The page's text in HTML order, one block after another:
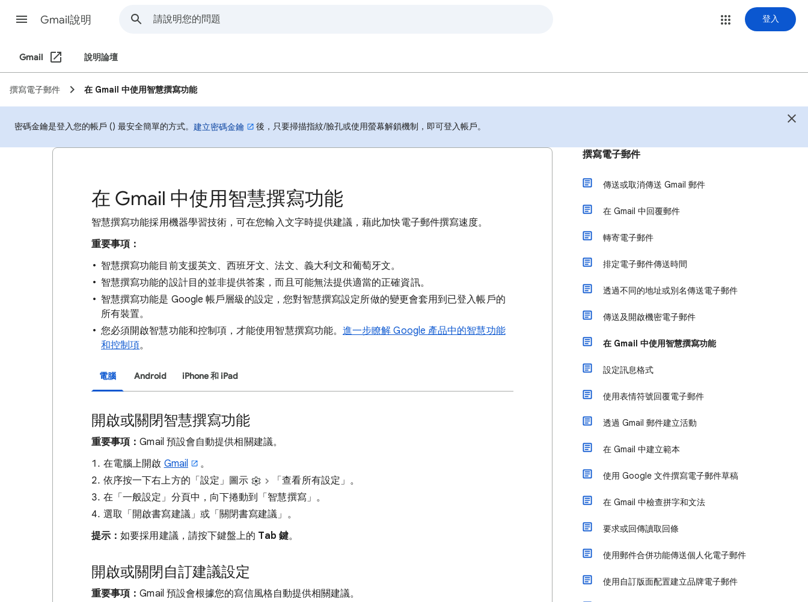
Gmail說明 登入
Gmail 說明論壇
撰寫電子郵件 在 Gmail 中使用智慧撰寫功能
密碼金鑰是登入您的帳戶 () 最安全簡單的方式。 建立密碼金鑰 後，只要掃描指紋/臉孔或使用螢幕解鎖機制，即可登入帳戶。
在 Gmail 中使用智慧撰寫功能
智慧撰寫功能採用機器學習技術，可在您輸入文字時提供建議，藉此加快電子郵件撰寫速度。
重要事項：
智慧撰寫功能目前支援英文、西班牙文、法文、義大利文和葡萄牙文。
智慧撰寫功能的設計目的並非提供答案，而且可能無法提供適當的正確資訊。
智慧撰寫功能是 Google 帳戶層級的設定，您對智慧撰寫設定所做的變更會套用到已登入帳戶的
所有裝置。
您必須開啟智慧功能和控制項，才能使用智慧撰寫功能。 進一步瞭解 Google 產品中的智慧功能
和控制項。
電腦 Android iPhone 和 iPad
開啟或關閉智慧撰寫功能
重要事項：Gmail 預設會自動提供相關建議。
在電腦上開啟 Gmail
。
依序按一下右上方的「設定」圖示
「查看所有設定」 。
在「一般設定」分頁中，向下捲動到「智慧撰寫」。
選取「開啟書寫建議」 或「關閉書寫建議」 。
提示：如要採用建議，請按下鍵盤上的 Tab 鍵。
開啟或關閉自訂建議設定
重要事項：Gmail 預設會根據您的寫信風格自動提供相關建議。
撰寫電子郵件
傳送或取消傳送 Gmail 郵件
在 Gmail 中回覆郵件
轉寄電子郵件
排定電子郵件傳送時間
透過不同的地址或別名傳送電子郵件
傳送及開啟機密電子郵件
在 Gmail 中使用智慧撰寫功能
設定訊息格式
使用表情符號回覆電子郵件
透過 Gmail 郵件建立活動
在 Gmail 中建立範本
使用 Google 文件撰寫電子郵件草稿
在 Gmail 中檢查拼字和文法
要求或回傳讀取回條
使用郵件合併功能傳送個人化電子郵件
使用自訂版面配置建立品牌電子郵件